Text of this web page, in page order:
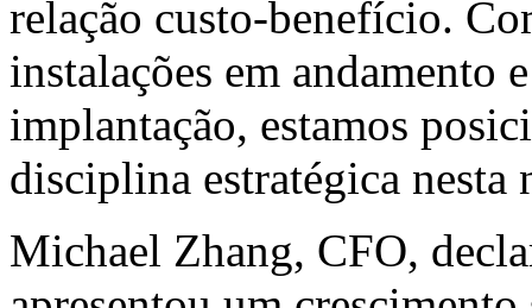
relação custo-benefício.
instalações em andamento
implantação, estamos
disciplina estratégica nesta
Michael Zhang, CFO,